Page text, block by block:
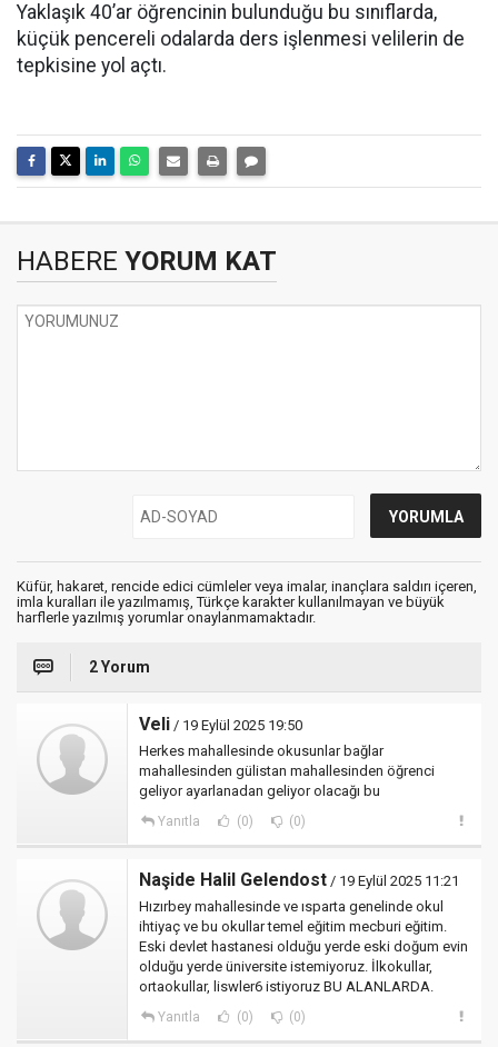
Yaklaşık 40’ar öğrencinin bulunduğu bu sınıflarda,
küçük pencereli odalarda ders işlenmesi velilerin de
tepkisine yol açtı.
HABERE YORUM KAT
Küfür, hakaret, rencide edici cümleler veya imalar, inançlara saldırı içeren,
imla kuralları ile yazılmamış, Türkçe karakter kullanılmayan ve büyük
harflerle yazılmış yorumlar onaylanmamaktadır.
2 Yorum
Veli / 19 Eylül 2025 19:50
Herkes mahallesinde okusunlar bağlar
mahallesinden gülistan mahallesinden öğrenci
geliyor ayarlanadan geliyor olacağı bu
Yanıtla (0) (0)
Naşide Halil Gelendost / 19 Eylül 2025 11:21
Hızırbey mahallesinde ve ısparta genelinde okul
ihtiyaç ve bu okullar temel eğitim mecburi eğitim.
Eski devlet hastanesi olduğu yerde eski doğum evin
olduğu yerde üniversite istemiyoruz. İlkokullar,
ortaokullar, liswler6 istiyoruz BU ALANLARDA.
Yanıtla (0) (0)